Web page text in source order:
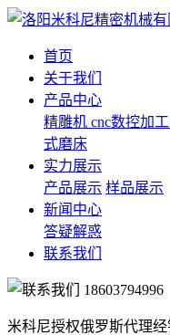
首页
关于我们
产品中心
精雕机 cnc数控加
式磨床
实力展示
产品展示 样品展示
新闻中心
答疑解惑
联系我们
18603794996
米科尼授权俄罗斯代理经